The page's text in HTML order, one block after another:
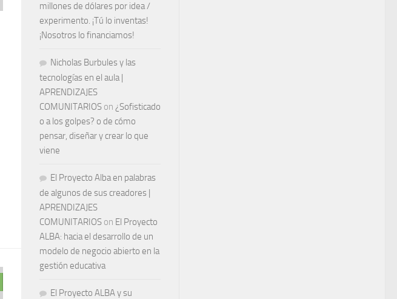
millones de dólares por idea /
experimento. ¡Tú lo inventas!
¡Nosotros lo financiamos!
Nicholas Burbules y las
tecnologías en el aula |
APRENDIZAJES
COMUNITARIOS on ¿Sofisticado
o a los golpes? o de cómo
pensar, diseñar y crear lo que
viene
El Proyecto Alba en palabras
de algunos de sus creadores |
APRENDIZAJES
COMUNITARIOS on El Proyecto
ALBA: hacia el desarrollo de un
modelo de negocio abierto en la
gestión educativa
El Proyecto ALBA y su